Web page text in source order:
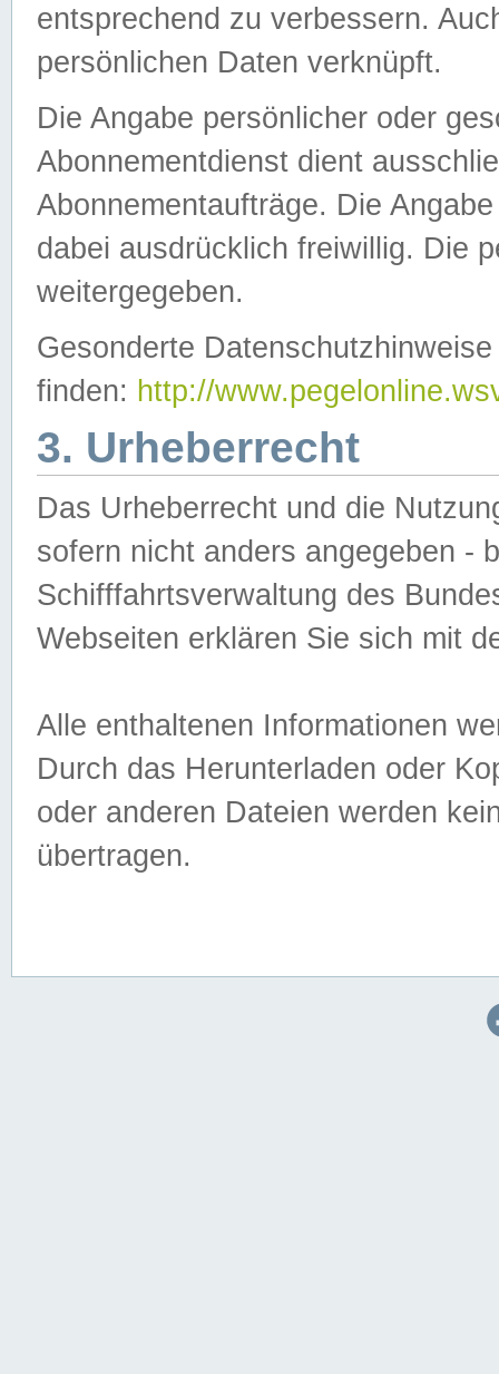
entsprechend zu verbessern.
persönlichen Daten verknüpft.
Die Angabe persönlicher oder
Abonnementdienst dient
Abonnementaufträge. Die
dabei ausdrücklich freiwillig. Die
weitergegeben.
Gesonderte
finden: http://
3. Urheberrecht
Das Urheberrecht und die
sofern nicht anders angegeben -
Schifffahrtsverwaltung des
Webseiten erklären Sie sich mit
Alle enthaltenen Informationen
Durch das Herunterladen oder
oder anderen Dateien werden
übertragen.